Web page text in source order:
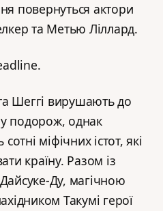
повернуться актори
та Метью Ліллард.
Шеггі вирушають до
подорож, однак
міфічних істот, які
країну. Разом із
Ду, магічною
Такумі герої